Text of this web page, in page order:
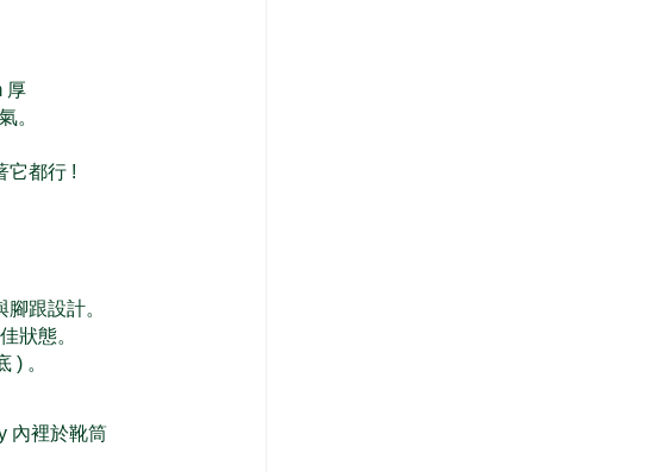
厚
。
它都行 !
跟設計。
狀態。
) 。
內裡於靴筒